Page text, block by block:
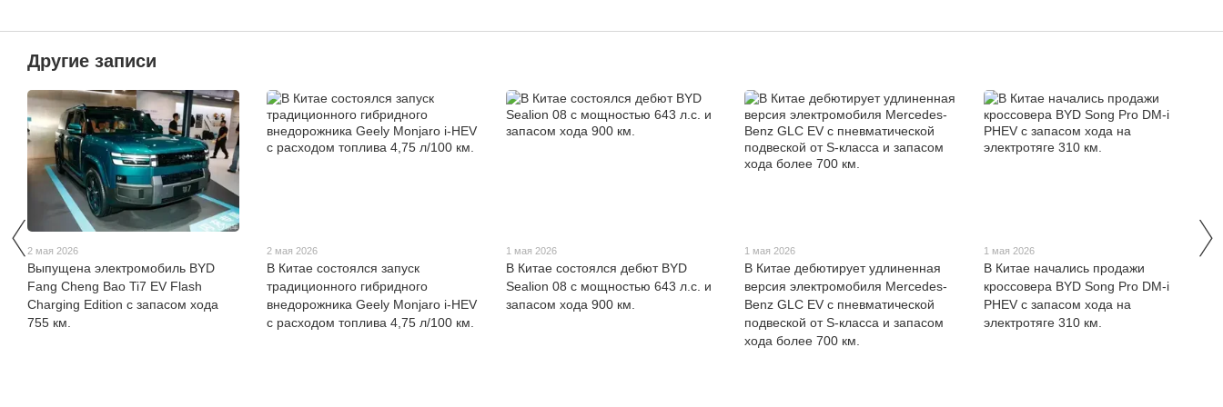
Другие записи
2 мая 2026
Выпущена электромобиль BYD
Fang Cheng Bao Ti7 EV Flash
Charging Edition с запасом хода
755 км.
2 мая 2026
В Китае состоялся запуск
традиционного гибридного
внедорожника Geely Monjaro i-HEV
с расходом топлива 4,75 л/100 км.
1 мая 2026
В Китае состоялся дебют BYD
Sealion 08 с мощностью 643 л.с. и
запасом хода 900 км.
1 мая 2026
В Китае дебютирует удлиненная
версия электромобиля Mercedes-
Benz GLC EV с пневматической
подвеской от S-класса и запасом
хода более 700 км.
1 мая 2026
В Китае начались продажи
кроссовера BYD Song Pro DM-i
PHEV с запасом хода на
электротяге 310 км.